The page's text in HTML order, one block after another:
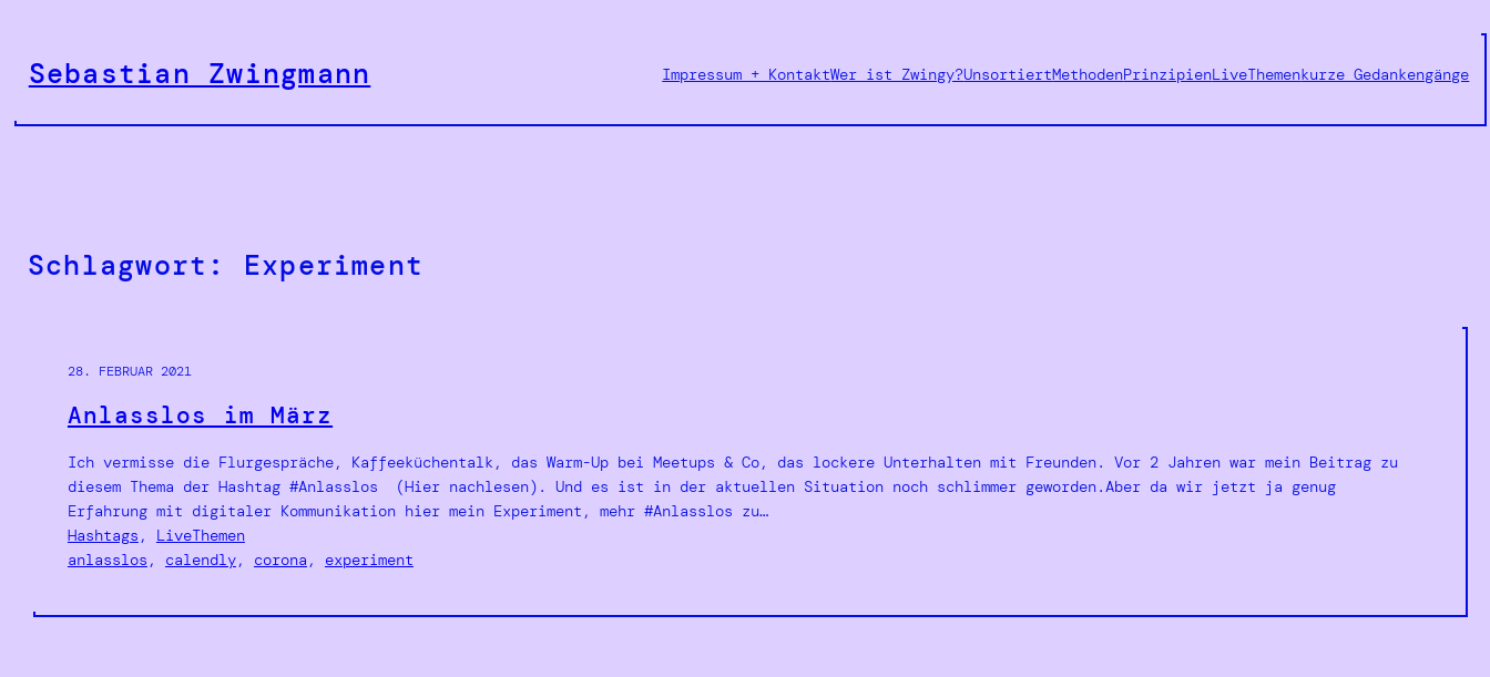
springen
Sebastian Zwingmann Impressum + KontaktWer ist Zwingy?UnsortiertMethodenPrinzipienLiveThemenkurze Gedankengänge
Schlagwort: Experiment
28. FEBRUAR 2021
Anlasslos im März
Ich vermisse die Flurgespräche, Kaffeeküchentalk, das Warm-Up bei Meetups & Co, das lockere Unterhalten mit Freunden. Vor 2 Jahren war mein Beitrag zu
diesem Thema der Hashtag #Anlasslos (Hier nachlesen). Und es ist in der aktuellen Situation noch schlimmer geworden.Aber da wir jetzt ja genug
Erfahrung mit digitaler Kommunikation hier mein Experiment, mehr #Anlasslos zu…
Hashtags , LiveThemen
anlasslos , calendly, corona , experiment